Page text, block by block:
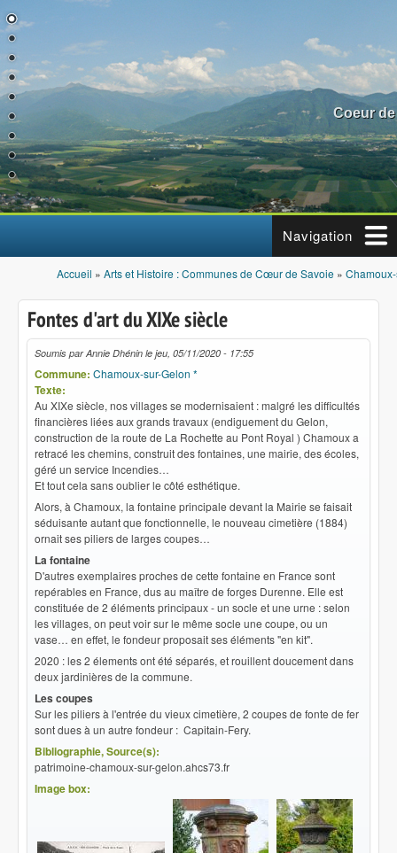
Coeur
Navigation
Vous êtes ici
Accueil » Arts et Histoire : Communes de Cœur de Savoie »
Fontes d'art du XIXe siècle
Soumis parAnnie Dhénin le jeu, 05/11/2020 - 17:55
Commune: Chamoux-sur-Gelon *
Texte:
Au XIXe siècle, nos villages se modernisaient : malgré les difficultés
financières liées aux grands travaux (endiguement du Gelon,
construction de la route de La Rochette au Pont Royal ) Chamoux a
retracé les chemins, construit des fontaines, une mairie, des écoles,
géré un service Incendies…
Et tout cela sans oublier le côté esthétique.
Alors, à Chamoux, la fontaine principale devant la Mairie se faisait
séduisante autant que fonctionnelle, le nouveau cimetière (1884)
ornait ses piliers de larges coupes…
La fontaine
D'autres exemplaires proches de cette fontaine en France sont
repérables en France, dus au maître de forges Durenne. Elle est
constituée de 2 éléments principaux - un socle et une urne : selon
les villages, on peut voir sur le même socle une coupe, ou un
vase… en effet, le fondeur proposait ses éléments "en kit".
2020 : les 2 élements ont été séparés, et rouillent doucement dans
deux jardinières de la commune.
Les coupes
Sur les piliers à l'entrée du vieux cimetière, 2 coupes de fonte de fer
sont dues à un autre fondeur : Capitain-Fery.
Bibliographie, Source(s):
patrimoine-chamoux-sur-gelon.ahcs73.fr
Image box: